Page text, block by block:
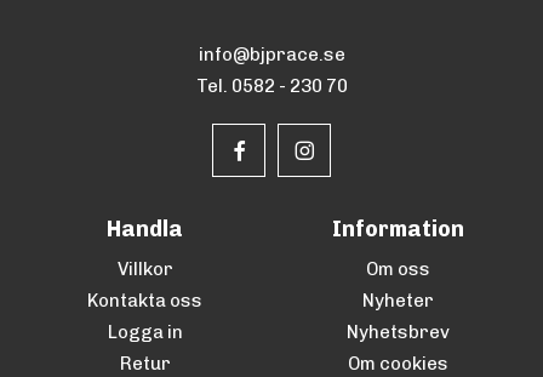
info@bjprace.se
Tel. 0582 - 230 70
Handla
Villkor
Kontakta oss
Logga in
Retur
Information
Om oss
Nyheter
Nyhetsbrev
Om cookies